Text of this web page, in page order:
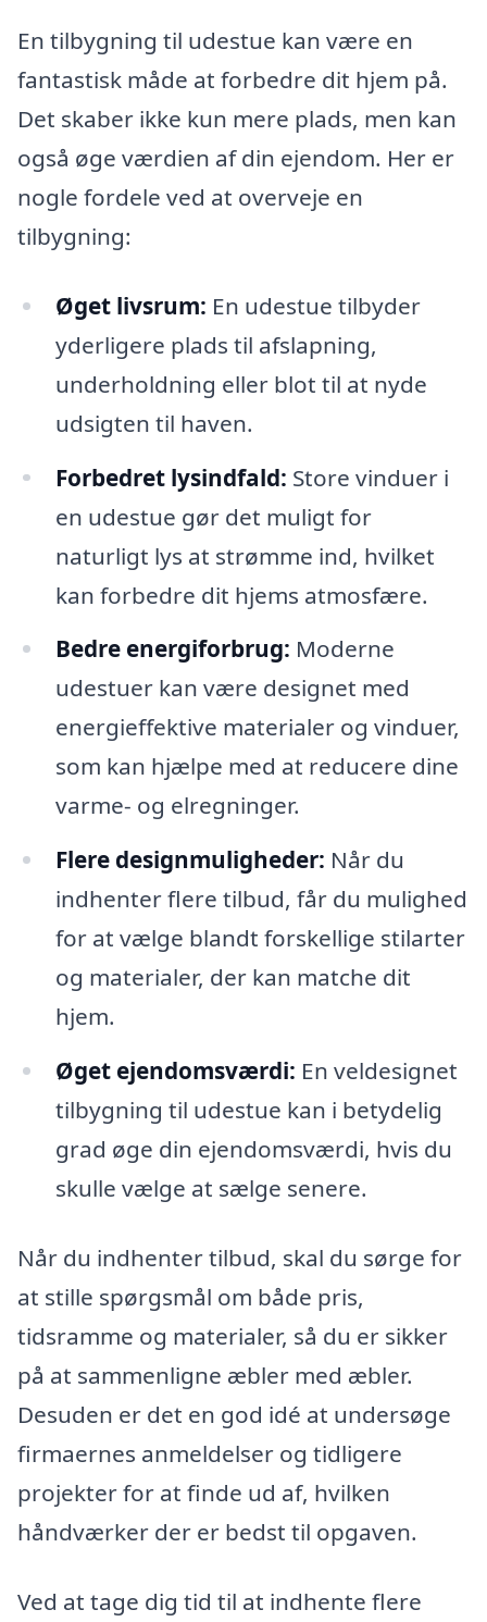
En tilbygning til udestue kan være en
fantastisk måde at forbedre dit hjem på.
Det skaber ikke kun mere plads, men kan
også øge værdien af din ejendom. Her er
nogle fordele ved at overveje en
tilbygning:
Øget livsrum: En udestue tilbyder
yderligere plads til afslapning,
underholdning eller blot til at nyde
udsigten til haven.
Forbedret lysindfald: Store vinduer i
en udestue gør det muligt for
naturligt lys at strømme ind, hvilket
kan forbedre dit hjems atmosfære.
Bedre energiforbrug: Moderne
udestuer kan være designet med
energieffektive materialer og vinduer,
som kan hjælpe med at reducere dine
varme- og elregninger.
Flere designmuligheder: Når du
indhenter flere tilbud, får du mulighed
for at vælge blandt forskellige stilarter
og materialer, der kan matche dit
hjem.
Øget ejendomsværdi: En veldesignet
tilbygning til udestue kan i betydelig
grad øge din ejendomsværdi, hvis du
skulle vælge at sælge senere.
Når du indhenter tilbud, skal du sørge for
at stille spørgsmål om både pris,
tidsramme og materialer, så du er sikker
på at sammenligne æbler med æbler.
Desuden er det en god idé at undersøge
firmaernes anmeldelser og tidligere
projekter for at finde ud af, hvilken
håndværker der er bedst til opgaven.
Ved at tage dig tid til at indhente flere